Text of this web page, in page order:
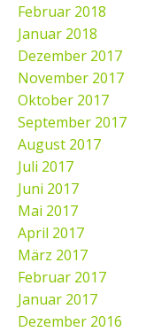
Februar 2018
Januar 2018
Dezember 2017
November 2017
Oktober 2017
September 2017
August 2017
Juli 2017
Juni 2017
Mai 2017
April 2017
März 2017
Februar 2017
Januar 2017
Dezember 2016